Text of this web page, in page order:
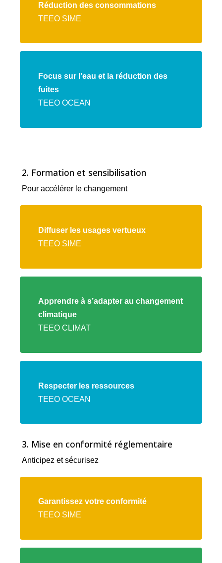
Réduction des consommations
TEEO SIME
l'offre
SIME
Focus sur l’eau et la réduction des
fuites
TEEO OCEAN
l'offre
TEEO
2. Formation et sensibilisation
Pour accélérer le changement
Diffuser les usages vertueux
TEEO SIME
l'offre
SIME
Apprendre à s’adapter au changement
climatique
TEEO CLIMAT
TEEO
Respecter les ressources
TEEO OCEAN
l'offre
OCEAN
3. Mise en conformité réglementaire
Anticipez et sécurisez
Garantissez votre conformité
TEEO SIME
l'offre
SIME